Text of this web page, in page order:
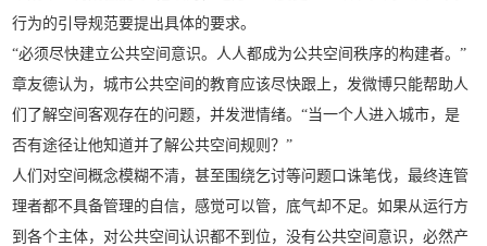
行为的引导规范要提出具体的要求。
“必须尽快建立公共空间意识。人人都成为公共空间秩序的构建者。”
章友德认为，城市公共空间的教育应该尽快跟上，发微博只能帮助人
们了解空间客观存在的问题，并发泄情绪。“当一个人进入城市，是
否有途径让他知道并了解公共空间规则？”
人们对空间概念模糊不清，甚至围绕乞讨等问题口诛笔伐，最终连管
理者都不具备管理的自信，感觉可以管，底气却不足。如果从运行方
到各个主体，对公共空间认识都不到位，没有公共空间意识，必然产